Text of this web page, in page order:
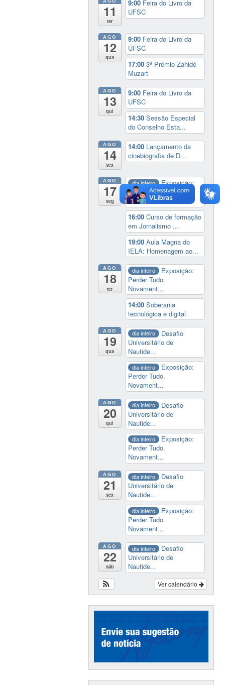
11
ter
9:00 Feira do Livro da
UFSC
AGO
12
qua
9:00 Feira do Livro da
UFSC
17:003º Prêmio Zahidé
Muzart
AGO
13
qui
9:00 Feira do Livro da
UFSC
14:30Sessão Especial
do Conselho Esta...
AGO
14
sex
14:00 Lançamento da
cinebiografia de D...
AGO
17
seg
dia inteiro
Exposição:
Perder Tudo.
Novament...
16:00Curso de formação
em Jornalismo ...
19:00Aula Magna do
IELA: Homenagem ao...
AGO
18
ter
dia inteiro
Exposição:
Perder Tudo.
Novament...
14:00Soberania
tecnológica e digital
AGO
19
qua
dia inteiro
Desafio
Universitário de
Nautide...
dia inteiro
Exposição:
Perder Tudo.
Novament...
AGO
20
qui
dia inteiro
Desafio
Universitário de
Nautide...
dia inteiro
Exposição:
Perder Tudo.
Novament...
AGO
21
sex
dia inteiro
Desafio
Universitário de
Nautide...
dia inteiro
Exposição:
Perder Tudo.
Novament...
AGO
22
sáb
dia inteiro
Desafio
Universitário de
Nautide...
Ver calendário